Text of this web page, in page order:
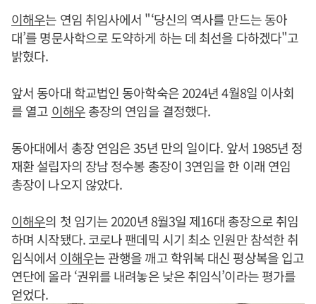
이해우는 연임 취임사에서 "‘당신의 역사를 만드는 동아
대’를 명문사학으로 도약하게 하는 데 최선을 다하겠다"고
밝혔다.
앞서 동아대 학교법인 동아학숙은 2024년 4월8일 이사회
를 열고 이해우총장의 연임을 결정했다.
동아대에서 총장 연임은 35년 만의 일이다. 앞서 1985년 정
재환 설립자의 장남 정수봉 총장이 3연임을 한 이래 연임
총장이 나오지 않았다.
이해우의 첫 임기는 2020년 8월3일 제16대 총장으로 취임
하며 시작됐다. 코로나 팬데믹 시기 최소 인원만 참석한 취
임식에서 이해우는 관행을 깨고 학위복 대신 평상복을 입고
연단에 올라 ‘권위를 내려놓은 낮은 취임식’이라는 평가를
얻었다.